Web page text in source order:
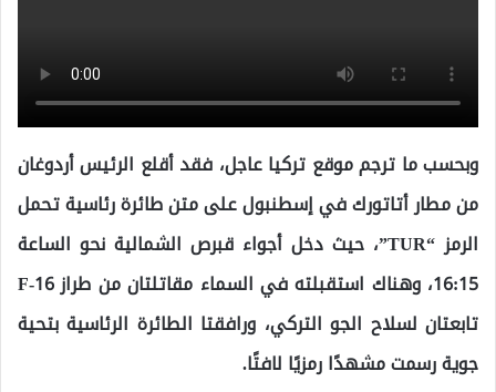
وبحسب ما ترجم موقع تركيا عاجل، فقد أقلع الرئيس أردوغان
من مطار أتاتورك في إسطنبول على متن طائرة رئاسية تحمل
الرمز “TUR”، حيث دخل أجواء قبرص الشمالية نحو الساعة
16:15، وهناك استقبلته في السماء مقاتلتان من طراز F-16
تابعتان لسلاح الجو التركي، ورافقتا الطائرة الرئاسية بتحية
جوية رسمت مشهدًا رمزيًا لافتًا.